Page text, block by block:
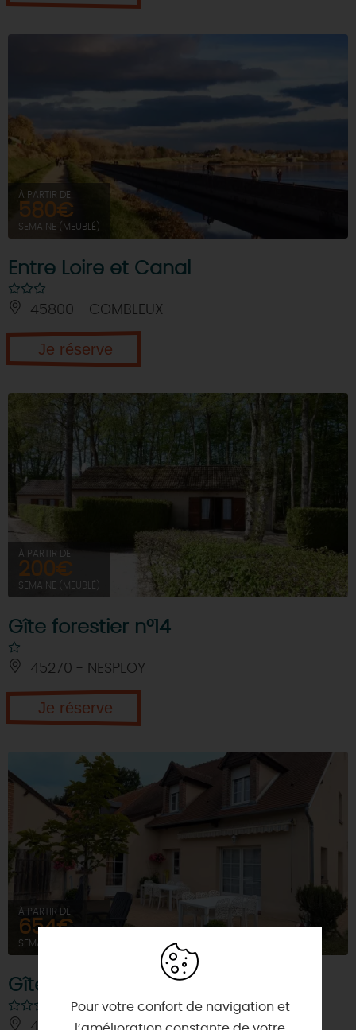
À PARTIR DE
580€
SEMAINE (MEUBLÉ)
Entre Loire et Canal
45800 - COMBLEUX
Je réserve
À PARTIR DE
200€
SEMAINE (MEUBLÉ)
Gîte forestier n°14
45270 - NESPLOY
Je réserve
À PARTIR DE
654€
SEMAINE (MEUBLÉ)
Gîte La Blouettière
45360 - SAINT-FIRMIN-SUR-LOIRE
Pour votre confort de navigation et